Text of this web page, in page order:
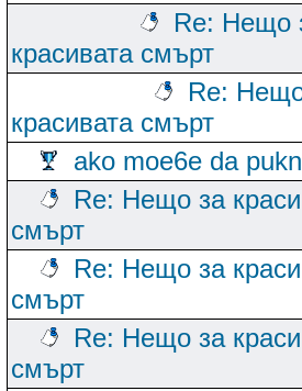
Re: Нещо
красивата смърт
Re:
красивата смърт
ako moe6e da
Re: Нещо за
смърт
Re: Нещо за
смърт
Re: Нещо за
смърт